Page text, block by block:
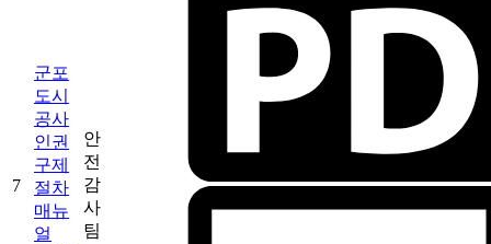
7
군포
도시
공사
인권
구제
절차
매뉴
얼
안
전
감
사
팀